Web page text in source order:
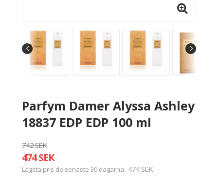
Parfym Damer Alyssa Ashley
18837 EDP EDP 100 ml
742 SEK
474 SEK
Lägsta pris de senaste 30 dagarna 474 SEK